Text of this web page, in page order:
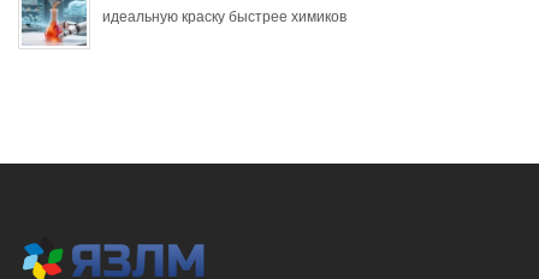
идеальную краску быстрее химиков